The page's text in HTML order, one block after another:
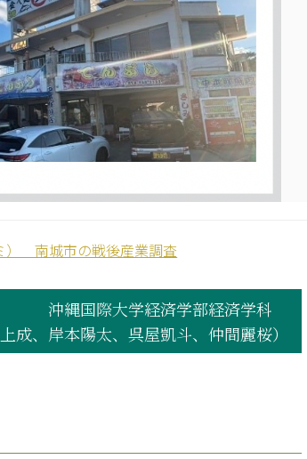
） 南城市の戦後産業調査
沖縄国際大学経済学部経済学科
成、岸本陽太、呉屋凱斗、仲間麗桜）